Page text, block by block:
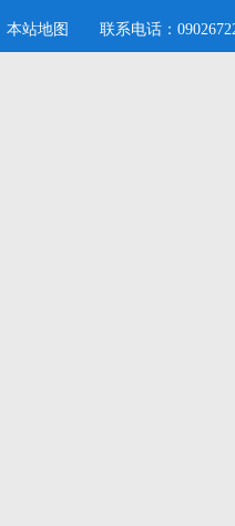
本站地图 联系电话：